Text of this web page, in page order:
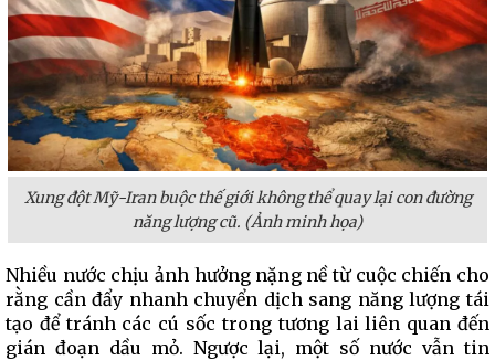
Xung đột Mỹ-Iran buộc thế giới không thể quay lại con đường
năng lượng cũ. (Ảnh minh họa)
Nhiều nước chịu ảnh hưởng nặng nề từ cuộc chiến cho
rằng cần đẩy nhanh chuyển dịch sang năng lượng tái
tạo để tránh các cú sốc trong tương lai liên quan đến
gián đoạn dầu mỏ. Ngược lại, một số nước vẫn tin